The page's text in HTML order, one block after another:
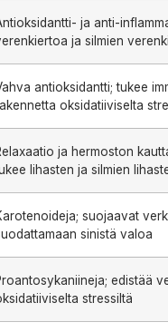
ja anti-
ja silmien
antioksidantti; tukee
oksidatiiviselta
ja hermoston
lihasten ja silmien
suojaavat
sinistä valoa
edistää
stressiltä